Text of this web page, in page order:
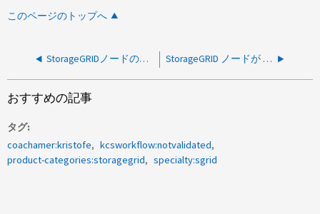
このページのトップへ
StorageGRIDノードの廃止が開始に失敗する StorageGRID ノードが Grid Network IP の変更と VLAN の変更後にオンラインにならない
おすすめの記事
タグ
coachamer:kristofe
kcsworkflow:notvalidated
product-categories:storagegrid
specialty:sgrid